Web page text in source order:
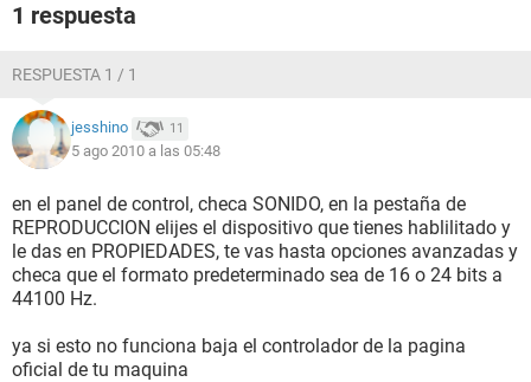
1 respuesta
RESPUESTA 1 / 1
jesshino 11
5 ago 2010 a las 05:48
en el panel de control, checa SONIDO, en la pestaña de
REPRODUCCION elijes el dispositivo que tienes hablilitado y
le das en PROPIEDADES, te vas hasta opciones avanzadas y
checa que el formato predeterminado sea de 16 o 24 bits a
44100 Hz.
ya si esto no funciona baja el controlador de la pagina
oficial de tu maquina